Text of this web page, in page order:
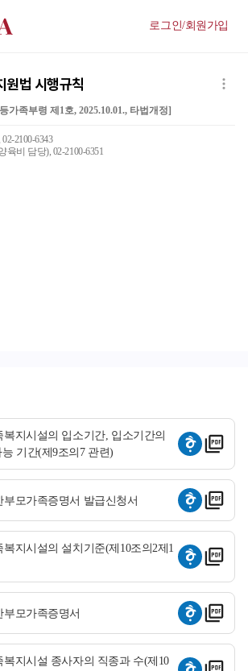
로그인/회원가입
원법 시행규칙
가족부령 제1호, 2025.10.01., 타법개정]
2100-6343
비 담당), 02-2100-6351
지시설의 입소기간, 입소기간의
기간(제9조의7 관련)
모가족증명서 발급신청서
지시설의 설치기준(제10조의2제1
모가족증명서
복지시설 종사자의 직종과 수(제10